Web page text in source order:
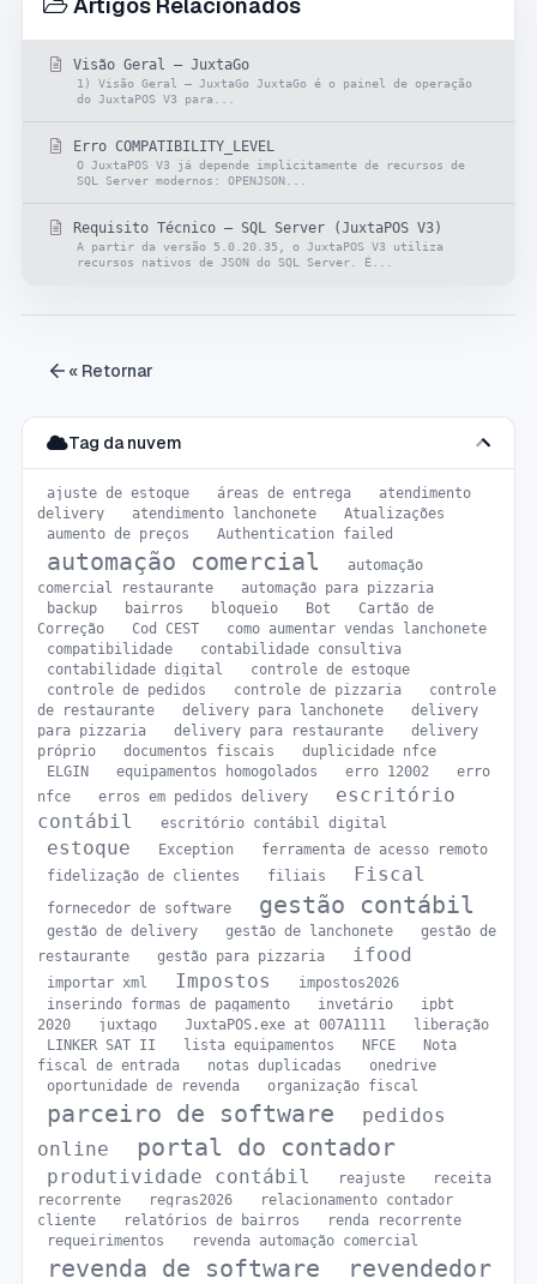
Visão Geral — JuxtaGo
1) Visão Geral — JuxtaGo JuxtaGo é o painel de operação
do JuxtaPOS V3 para...
Erro COMPATIBILITY_LEVEL
O JuxtaPOS V3 já depende implicitamente de recursos de
SQL Server modernos: OPENJSON...
Requisito Técnico – SQL Server (JuxtaPOS V3)
A partir da versão 5.0.20.35, o JuxtaPOS V3 utiliza
recursos nativos de JSON do SQL Server. É...
« Retornar
Tag da nuvem
ajuste de estoque áreas de entrega
atendimento
delivery
atendimento lanchonete
Atualizações
aumento de preços
Authentication failed
automação comercial
automação
comercial restaurante
automação para pizzaria
backup
bairros bloqueio Bot
Cartão de
Correção
Cod_CEST
como aumentar vendas lanchonete
compatibilidade
contabilidade consultiva
contabilidade digital
controle de estoque
controle de pedidos
controle de pizzaria
controle
de restaurante
delivery para lanchonete
delivery
para pizzaria
delivery para restaurante
delivery
próprio
documentos fiscais
duplicidade nfce
ELGIN
equipamentos homogolados erro 12002
erro
nfce
erros em pedidos delivery
escritório
contábil
escritório contábil digital
estoque Exception
ferramenta de acesso remoto
fidelização de clientes
filiais Fiscal
fornecedor de software gestão contábil
gestão de delivery gestão de lanchonete
gestão de
restaurante
gestão para pizzaria ifood
importar xml Impostos
impostos2026
inserindo formas de pagamento
invetário
ipbt
2020
juxtago JuxtaPOS.exe at 007A1111
liberação
LINKER SAT II
lista equipamentos NFCE
Nota
fiscal de entrada
notas duplicadas
onedrive
oportunidade de revenda
organização fiscal
parceiro de software
pedidos
online
portal do contador
produtividade contábil reajuste
receita
recorrente
regras2026
relacionamento contador
cliente
relatórios de bairros
renda recorrente
requeirimentos
revenda automação comercial
revenda de software
revendedor